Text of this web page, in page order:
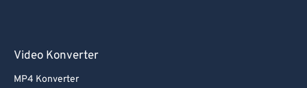
Video Konverter
MP4 Konverter